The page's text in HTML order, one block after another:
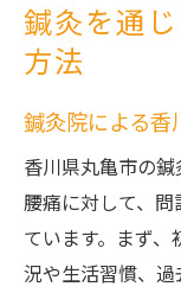
鍼灸を通
方法
鍼灸院による
香川県丸亀市の
腰痛に対して、
ています。まず
況や生活習慣、